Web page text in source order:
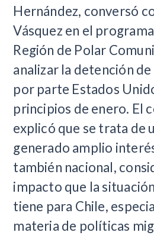
Hernández, conversó
Vásquez en el
Región de Polar
analizar la detención
por parte Estados
principios de enero. El
explicó que se trata de
generado amplio
también nacional,
impacto que la
tiene para Chile,
materia de políticas